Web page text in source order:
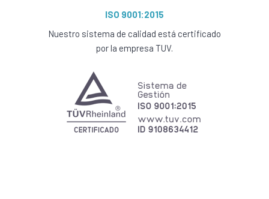
ISO 9001:2015
Nuestro sistema de calidad está certificado
por la empresa TUV.